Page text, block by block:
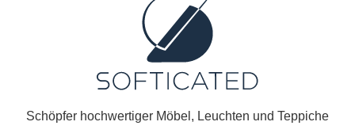
Schöpfer hochwertiger Möbel, Leuchten und Teppiche